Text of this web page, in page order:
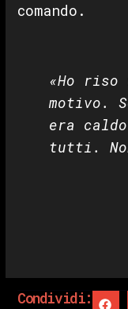
comando.
«Ho riso
motivo.
era
tutti.
Condividi: